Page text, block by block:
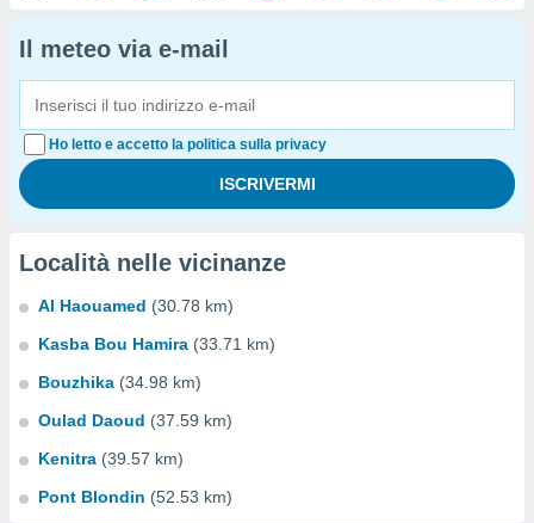
Il meteo via e-mail
Ho letto e accetto la politica sulla privacy
Località nelle vicinanze
Al Haouamed (30.78 km)
Kasba Bou Hamira (33.71 km)
Bouzhika (34.98 km)
Oulad Daoud (37.59 km)
Kenitra (39.57 km)
Pont Blondin (52.53 km)